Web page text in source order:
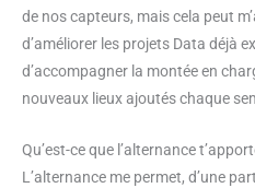
de nos capteurs, mais cela peut
d’améliorer les projets Data déjà
d’accompagner la montée en
nouveaux lieux ajoutés chaque
Qu’est-ce que l’alternance
L’alternance me permet, d’une